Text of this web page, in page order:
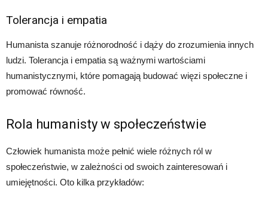
Tolerancja i empatia
Humanista szanuje różnorodność i dąży do zrozumienia innych
ludzi. Tolerancja i empatia są ważnymi wartościami
humanistycznymi, które pomagają budować więzi społeczne i
promować równość.
Rola humanisty w społeczeństwie
Człowiek humanista może pełnić wiele różnych ról w
społeczeństwie, w zależności od swoich zainteresowań i
umiejętności. Oto kilka przykładów: